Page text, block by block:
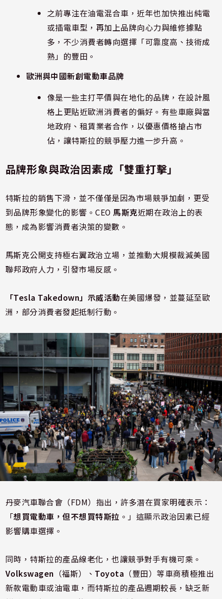
之前專注在油電混合車，近年也加快推出純電
或插電車型，再加上品牌向心力與維修據點
多，不少消費者轉向選擇「可靠度高、技術成
熟」的豐田。
歐洲與中國新創電動車品牌
像是一些主打平價與在地化的品牌，在設計風
格上更貼近歐洲消費者的偏好。有些車廠與當
地政府、租賃業者合作，以優惠價格搶占市
佔，讓特斯拉的競爭壓力進一步升高。
品牌形象與政治因素成「雙重打擊」
特斯拉的銷售下滑，並不僅僅是因為市場競爭加劇，更受
到品牌形象變化的影響。CEO馬斯克近期在政治上的表
態，成為影響消費者決策的變數。
馬斯克公開支持極右翼政治立場，並推動大規模裁減美國
聯邦政府人力，引發市場反感。
「Tesla Takedown」示威活動在美國爆發，並蔓延至歐
洲，部分消費者發起抵制行動。
丹麥汽車聯合會（FDM）指出，許多潛在買家明確表示：
「想買電動車，但不想買特斯拉 。」這顯示政治因素已經
影響購車選擇。
同時，特斯拉的產品線老化，也讓競爭對手有機可乘。
Volkswagen （福斯）、 Toyota （豐田）等車商積極推出
新款電動車或油電車，而特斯拉的產品週期較長，缺乏新